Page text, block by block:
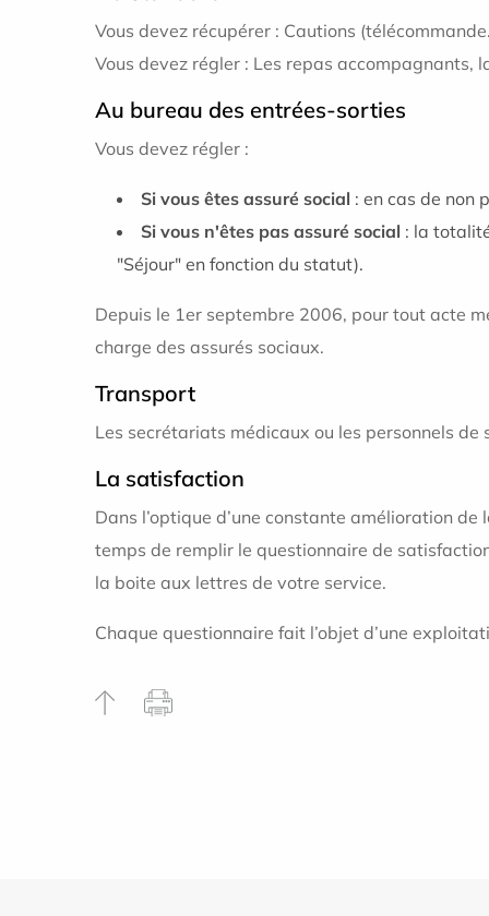
Vous devez récupérer : Cautions
Vous devez régler : Les repas accompagnants,
Au bureau des entrées-sorties
Vous devez régler :
Si vous êtes assuré social : en cas de non
Si vous n'êtes pas assuré social : la
"Séjour" en fonction du statut).
Depuis le 1er septembre 2006, pour tout acte
charge des assurés sociaux.
Transport
Les secrétariats médicaux ou les personnels
La satisfaction
Dans l’optique d’une constante amélioration
temps de remplir le questionnaire de
la boite aux lettres de votre service.
Chaque questionnaire fait l’objet d’une